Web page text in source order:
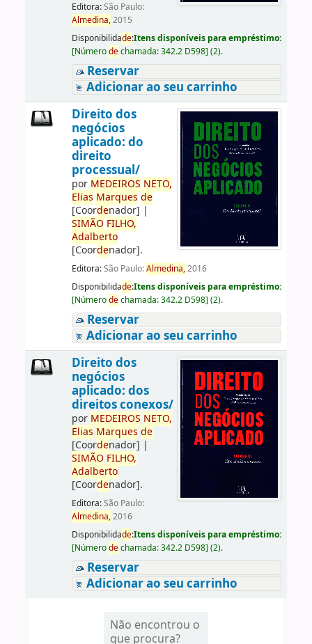
Editora:São Paulo:
Almedina,2015
Disponibilidade:Itens disponíveis para empréstimo:
[Númerodechamada:342.2 D598] (2).
Reservar
Adicionar ao seu carrinho
Direito dos
negócios
aplicado: do
direito
processual/
por MEDEIROS NETO,
Elias Marques de
[Coordenador] |
SIMÃO FILHO,
Adalberto
[Coordenador].
Editora:São Paulo:Almedina,2016
Disponibilidade:Itens disponíveis para empréstimo:
[Númerodechamada:342.2 D598] (2).
Reservar
Adicionar ao seu carrinho
Direito dos
negócios
aplicado: dos
direitos conexos/
por MEDEIROS NETO,
Elias Marques de
[Coordenador] |
SIMÃO FILHO,
Adalberto
[Coordenador].
Editora:São Paulo:
Almedina,2016
Disponibilidade:Itens disponíveis para empréstimo:
[Númerodechamada:342.2 D598] (2).
Reservar
Adicionar ao seu carrinho
Não encontrou o
que procura?